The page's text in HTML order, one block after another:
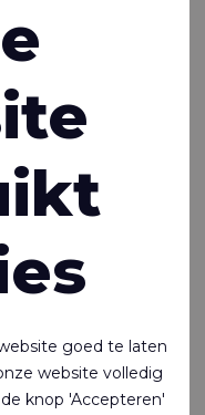
belanden
of worden
stap richting een
te vervangen en
wat wij voor u
goed te laten
website volledig
knop 'Accepteren'